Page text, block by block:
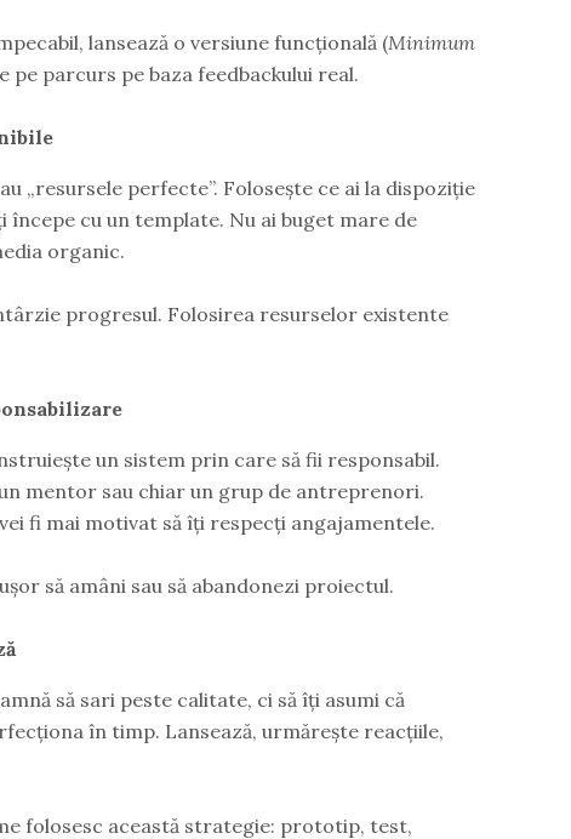
lansează o versiune funcțională (Minimum
pe parcurs pe baza feedbackului real.
„resursele perfecte”. Folosește ce ai la dispoziție
începe cu un template. Nu ai buget mare de
organic.
progresul. Folosirea resurselor existente
un sistem prin care să fii responsabil.
mentor sau chiar un grup de antreprenori.
fi mai motivat să îți respecți angajamentele.
să amâni sau să abandonezi proiectul.
să sari peste calitate, ci să îți asumi că
în timp. Lansează, urmărește reacțiile,
folosesc această strategie: prototip, test,